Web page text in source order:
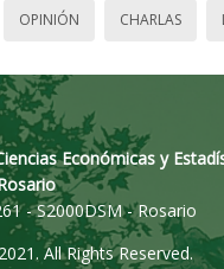
OPINIÓN CHARLAS
Económicas y
- S2000DSM - Rosario
All Rights Reserved.